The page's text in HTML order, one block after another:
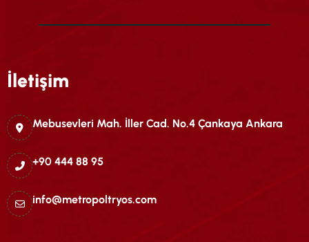
İletişim
Mebusevleri Mah. İller Cad. No.4 Çankaya Ankara
+90 444 88 95
info@metropoltryos.com